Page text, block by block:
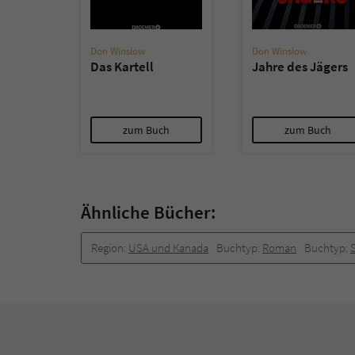
Don Winslow
Das Kartell
zum Buch
Don Winslow
Jahre des Jägers
zum Buch
Ähnliche Bücher:
Region: USA und Kanada Buchtyp: Roman Buchtyp: